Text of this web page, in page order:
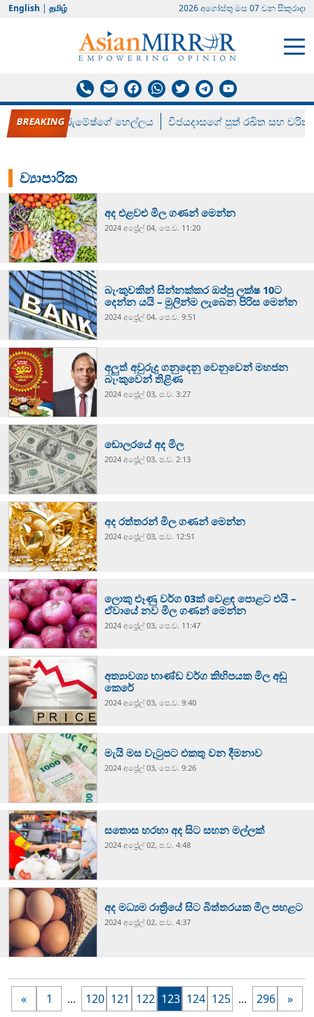
English | தமிழ் 2026 අගෝස්‍තු මස 07 වන සිකුරාදා
රන් ගෙනා රුමේෂ්ගේ හෙල්ලය විජයදාසගේ පුත් රඛිත සහ චරිත්
ව්‍යාපාරික
අද එළවළු මිල ගණන් මෙන්න
2024 අප්‍රේල් 04, පෙ.ව. 11:20
බැංකුවකින් සින්නක්කර ඔප්පු ලක්ෂ 10ට
දෙන්න යයි – මුලින්ම ලැබෙන පිරිස මෙන්න
2024 අප්‍රේල් 04, පෙ.ව. 9:51
අලුත් අවුරුදු ගනුදෙනු වෙනුවෙන් මහජන
බැංකුවෙන් තිළිණ
2024 අප්‍රේල් 03, ප.ව. 3:27
ඩොලරයේ අද මිල
2024 අප්‍රේල් 03, ප.ව. 2:13
අද රත්තරන් මිල ගණන් මෙන්න
2024 අප්‍රේල් 03, ප.ව. 12:51
ලොකු ළුෑණු වර්ග 03ක් වෙළඳ පොළට එයි –
ඒවායේ නව මිල ගණන් මෙන්න
2024 අප්‍රේල් 03, පෙ.ව. 11:47
අත්‍යාවශ්‍ය භාණ්ඩ වර්ග කිහිපයක මිල අඩු
කෙරේ
2024 අප්‍රේල් 03, පෙ.ව. 9:40
මැයි මස වැටුපට එකතු වන දීමනාව
2024 අප්‍රේල් 03, පෙ.ව. 9:26
සතොස හරහා අද සිට සහන මල්ලක්
2024 අප්‍රේල් 02, ප.ව. 4:48
අද මධ්‍යම රාත්‍රියේ සිට බිත්තරයක මිල පහළට
2024 අප්‍රේල් 02, ප.ව. 4:37
« 1 ... 120 121 122 123 124 125 ... 296 »